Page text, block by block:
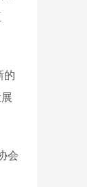
的
会